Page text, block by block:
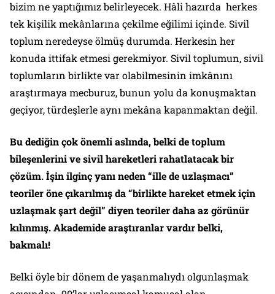
bizim ne yaptığımız belirleyecek. Hâli hazırda herkes
tek kişilik mekânlarına çekilme eğilimi içinde. Sivil
toplum neredeyse ölmüş durumda. Herkesin her
konuda ittifak etmesi gerekmiyor. Sivil toplumun, sivil
toplumların birlikte var olabilmesinin imkânını
araştırmaya mecburuz, bunun yolu da konuşmaktan
geçiyor, türdeşlerle aynı mekâna kapanmaktan değil.
Bu dediğin çok önemli aslında, belki de toplum
bileşenlerini ve sivil hareketleri rahatlatacak bir
çözüm. İşin ilginç yanı neden “ille de uzlaşmacı”
teoriler öne çıkarılmış da “birlikte hareket etmek için
uzlaşmak şart değil” diyen teoriler daha az görünür
kılınmış. Akademide araştıranlar vardır belki,
bakmalı!
Belki öyle bir dönem de yaşanmalıydı olgunlaşmak